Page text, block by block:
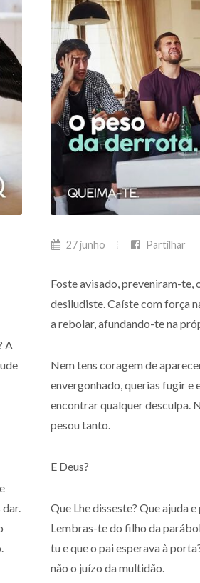
A
27 junho Partilhar
Foste avisado, preveniram-te,
desiludiste. Caíste com força
a rebolar, afundando-te na
Nem tens coragem de
envergonhado, querias fugir e
encontrar qualquer desculpa.
pesou tanto.
E Deus?
Que Lhe disseste? Que ajuda
Lembras-te do filho da
tu e que o pai esperava à
não o juízo da multidão.